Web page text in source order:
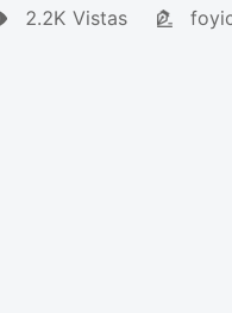
2.2K Vistas